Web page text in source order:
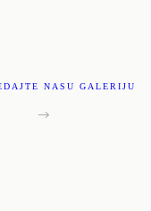
NASU GALERIJU